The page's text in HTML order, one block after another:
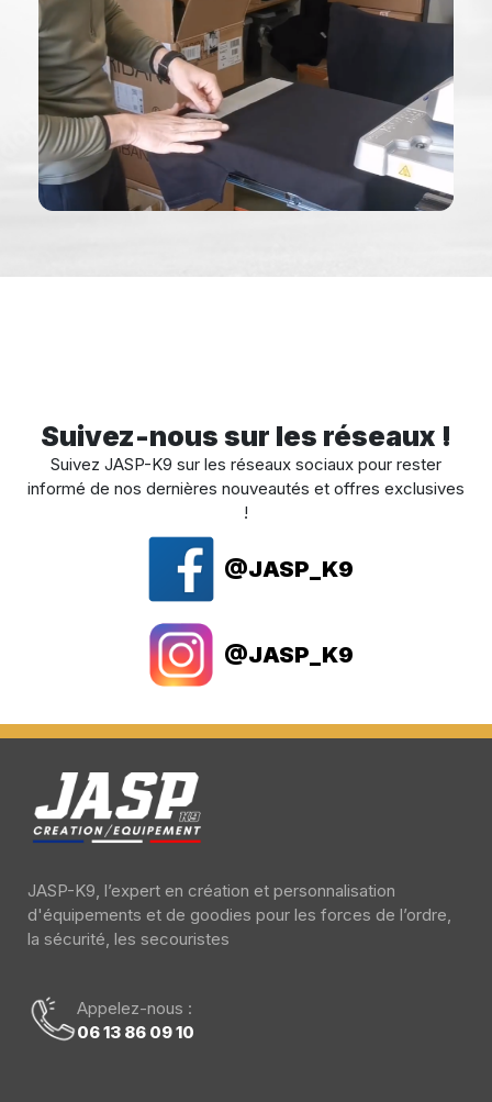
Suivez-nous sur les réseaux !
Suivez JASP-K9 sur les réseaux sociaux pour rester
informé de nos dernières nouveautés et offres exclusives
!
@JASP_K9
@JASP_K9
JASP-K9, l’expert en création et personnalisation
d'équipements et de goodies pour les forces de l’ordre,
la sécurité, les secouristes
Appelez-nous :
06 13 86 09 10